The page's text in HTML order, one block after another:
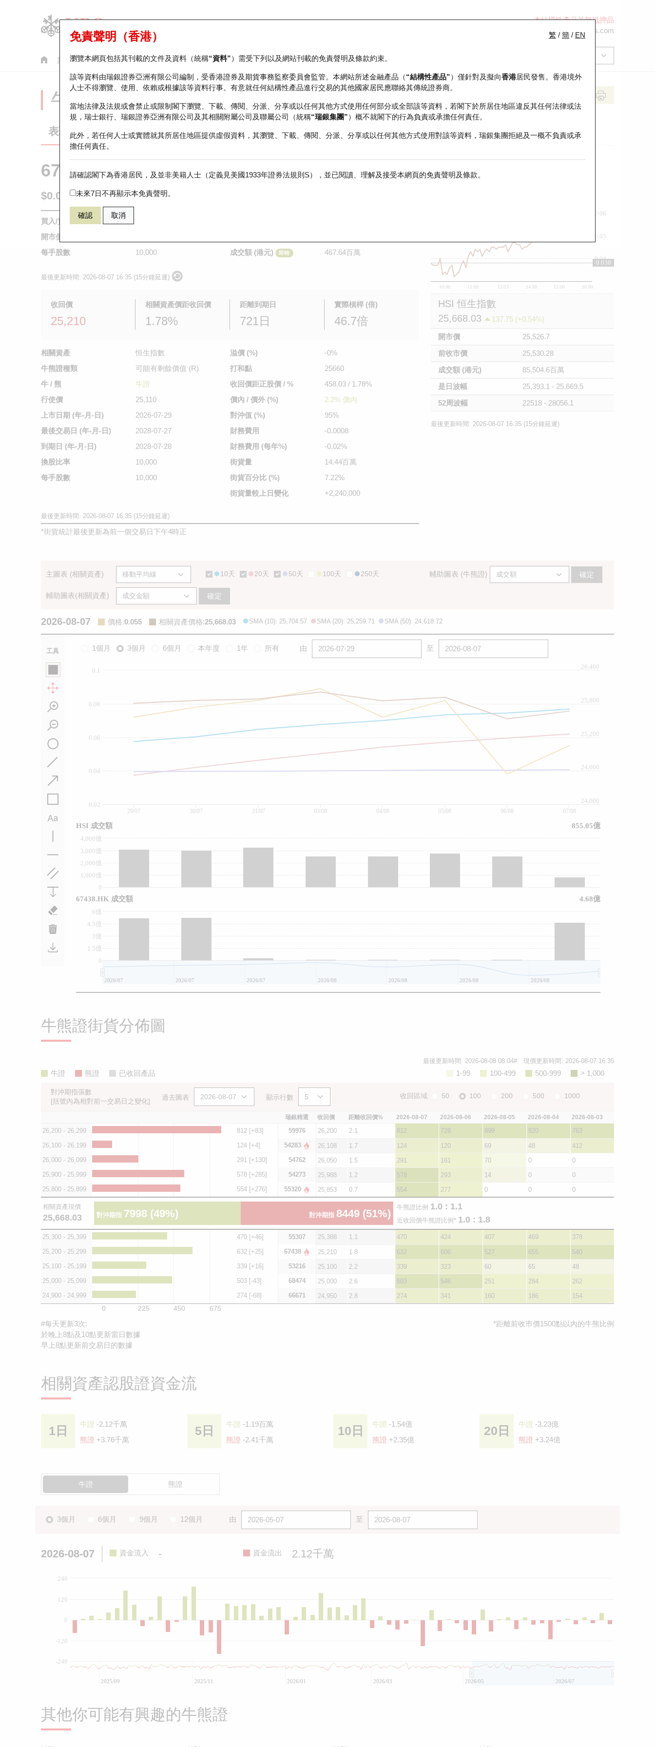
本結構性產品並無抵押品
ol-hkwarrants@ubs.com
認股證 牛熊證 美股指數產品 輪證市場統計 正股資料及市場統計 瑞銀輪證教室
繁 / 簡 / EN
免責聲明（香港）
瀏覽本網頁包括其刊載的文件及資料（統稱“資料”）需受下列以及網站刊載的免責聲明及條款約束。
該等資料由瑞銀證券亞洲有限公司編制，受香港證券及期貨事務監察委員會監管。本網站所述金融產品（“結構性產品”）僅針對及擬向香港居民發售。香港境外
人士不得瀏覽、使用、依賴或根據該等資料行事。有意就任何結構性產品進行交易的其他國家居民應聯絡其傳統證券商。
當地法律及法規或會禁止或限制閣下瀏覽、下載、傳閱、分派、分享或以任何其他方式使用任何部分或全部該等資料，若閣下於所居住地區違反其任何法律或法
規，瑞士銀行、瑞銀證券亞洲有限公司及其相關附屬公司及聯屬公司（統稱“瑞銀集團”）概不就閣下的行為負責或承擔任何責任。
此外，若任何人士或實體就其所居住地區提供虛假資料，其瀏覽、下載、傳閱、分派、分享或以任何其他方式使用對該等資料，瑞銀集團拒絕及一概不負責或承
擔任何責任。
請確認閣下為香港居民，及並非美籍人士（定義見美國1933年證券法規則S），並已閱讀、理解及接受本網頁的免責聲明及條款。
未來7日不再顯示本免責聲明。
確認 取消
牛熊證分析儀
表現 街貨統計 比較
67438 瑞銀牛證 HSI 恒生指數
$0.055 0.017 (+44.74%) 即時
買入/賣出價
開市價
每手股數
10,000
成交額 (港元)
即時 467.64百萬
最後更新時間: 2026-08-07 16:35 (15分鐘延遲)
收回價
25,210
相關資產價距收回價
1.78%
距離到期日
721日
實際槓桿 (倍)
46.7倍
相關資產
恒生指數
牛熊證種類
可能有剩餘價值 (R)
牛 / 熊
牛證
行使價
25,110
上市日期 (年-月-日)
2026-07-29
最後交易日 (年-月-日)
2028-07-27
到期日 (年-月-日)
2028-07-28
換股比率
10,000
每手股數
10,000
溢價 (%)
-0%
打和點
25660
收回價距正股價 / %
458.03 / 1.78%
價內 / 價外 (%)
2.2% 價內
對沖值 (%)
95%
財務費用
-0.0008
財務費用 (每年%)
-0.02%
街貨量
14.44百萬
街貨百分比 (%)
7.22%
街貨量較 上日變化 +2,240,000
最後更新時間: 2026-08-07 16:35 (15分鐘延遲)
*街貨統計最後更新為前一個交易日下午4時正
10:00 11:00 12/13 14:00 15:00 16:00
0.04
0.05
0.06
0.038
HSI 恒生指數
25,668.03
137.75 (+0.54%)
開市價
25,526.7
前收市價
25,530.28
成交額 (港元)
85,504.6百萬
是日波幅
25,393.1 - 25,669.5
52周波幅
22518 - 28056.1
最後更新時間: 2026-08-07 16:35 (15分鐘延遲)
主圖表 (相關資產) 10天 20天 50天 100天 250天 輔助圖表 (牛熊證) 確定
輔助圖表(相關資產) 確定
2026-08-07 價格:0.055 相關資產價格:25,668.03 SMA (10): 25,704.57 SMA (20): 25,259.71 SMA (50): 24,618.72
工具 1個月 3個月 6個月 本年度 1年 所有 由 至
0.02
0.04
0.06
0.08
0.1
24,000
24,600
25,200
25,800
26,400
0
1,000億
2,000億
3,000億
4,000億
0
1.5億
3億
4.5億
6億
29/07 30/07 31/07 03/08 04/08 05/08 06/08 07/08
2026/07 2026/07 2026/07 2026/08 2026/08 2026/08 2026/08
HSI 成交額 855.05億
67438.HK 成交額 4.68億
牛熊證街貨分佈圖
最後更新時間: 2026-08-08 08:04# 現價更新時間: 2026-08-07 16:35
牛證 熊證 已收回產品 > 1,000
500-999
100-499
1-99
對沖期指張數
[括號內為相對前一交易日之變化]
過去圖表 顯示行數 收回區域: 50 100 200 500 1000
瑞銀精選 收回價 距離收回價% 2026-08-07 2026-08-06 2026-08-05 2026-08-04 2026-08-03
26,200 - 26,299 812 [+83] 59976 26,200 2.1 812 728 899 820
763
26,100 - 26,199
124 [+4] 54283 26,108 1.7 124 120 69 48
412
26,000 - 26,099
291 [+130] 54762 26,050 1.5 291 161 70 0
0
25,900 - 25,999
578 [+285] 54273 25,988 1.2 578 293 14 0
0
25,800 - 25,899
554 [+276] 55320 25,853 0.7 554 277 0 0 0
相關資產現價
25,668.03 對沖期指 7998 (49%) 對沖期指 8449 (51%)
牛熊證比例 1.0 : 1.1
近收回價牛熊證比例* 1.0 : 1.8
25,300 - 25,399 470 [+46] 55307 25,388 1.1 470 424 407 469
378
25,200 - 25,299
632 [+25] 67438 25,210 1.8 632 606 527 655
540
25,100 - 25,199
339 [+16] 53216 25,100 2.2 339 323 60 65
48
25,000 - 25,099
503 [-43] 68474 25,000 2.6 503 546 251 284
262
24,900 - 24,999
274 [-68] 66671 24,950 2.8 274 341 160 186 154
0 225 450 675
#每天更新3次:
於晚上8點及10點更新當日數據
早上8點更新前交易日的數據
*距離前收巿價1500點以內的牛熊比例
相關資產認股證資金流
1日 牛證 -2.12千萬
熊證 +3.76千萬
5日 牛證 -1.19百萬
熊證 -2.41千萬
10日 牛證 -1.54億
熊證 +2.35億
20日 牛證 -3.23億
熊證 +3.24億
牛證 熊證
3個月 6個月 9個月 12個月 由 至
2026-08-07 資金流入 - 資金流出 2.12千萬
0
-240
-120
120
240
2025/09 2025/11 2026/01 2026/03 2026/05 2026/07
其他你可能有興趣的牛熊證